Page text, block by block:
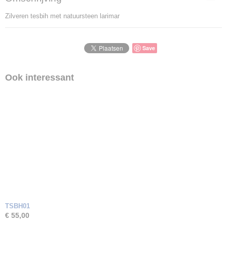
Zilveren tesbih met natuursteen larimar
Save
Ook interessant
TSBH01
€ 55,00